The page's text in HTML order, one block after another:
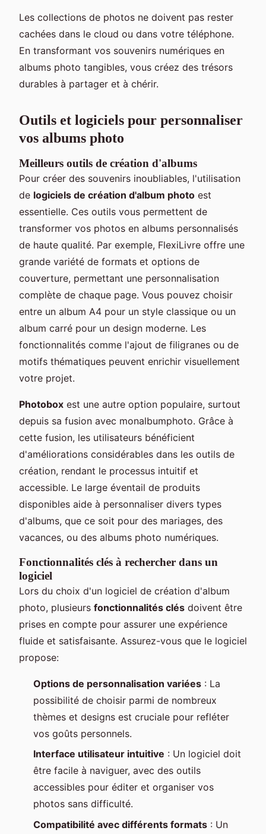
Les collections de photos ne doivent pas rester
cachées dans le cloud ou dans votre téléphone.
En transformant vos souvenirs numériques en
albums photo tangibles, vous créez des trésors
durables à partager et à chérir.
Outils et logiciels pour personnaliser
vos albums photo
Meilleurs outils de création d'albums
Pour créer des souvenirs inoubliables, l'utilisation
de logiciels de création d'album photo est
essentielle. Ces outils vous permettent de
transformer vos photos en albums personnalisés
de haute qualité. Par exemple, FlexiLivre offre une
grande variété de formats et options de
couverture, permettant une personnalisation
complète de chaque page. Vous pouvez choisir
entre un album A4 pour un style classique ou un
album carré pour un design moderne. Les
fonctionnalités comme l'ajout de filigranes ou de
motifs thématiques peuvent enrichir visuellement
votre projet.
Photobox est une autre option populaire, surtout
depuis sa fusion avec monalbumphoto. Grâce à
cette fusion, les utilisateurs bénéficient
d'améliorations considérables dans les outils de
création, rendant le processus intuitif et
accessible. Le large éventail de produits
disponibles aide à personnaliser divers types
d'albums, que ce soit pour des mariages, des
vacances, ou des albums photo numériques.
Fonctionnalités clés à rechercher dans un
logiciel
Lors du choix d'un logiciel de création d'album
photo, plusieurs fonctionnalités clés doivent être
prises en compte pour assurer une expérience
fluide et satisfaisante. Assurez-vous que le logiciel
propose:
Options de personnalisation variées : La
possibilité de choisir parmi de nombreux
thèmes et designs est cruciale pour refléter
vos goûts personnels.
Interface utilisateur intuitive : Un logiciel doit
être facile à naviguer, avec des outils
accessibles pour éditer et organiser vos
photos sans difficulté.
Compatibilité avec différents formats : Un